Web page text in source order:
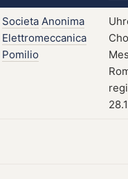
Societa Anonima
Elettromeccanica
Pomilio